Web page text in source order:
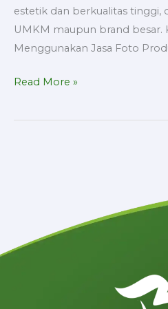
estetik dan berkualitas tinggi,
UMKM maupun brand besar.
Menggunakan Jasa Foto
Read More »